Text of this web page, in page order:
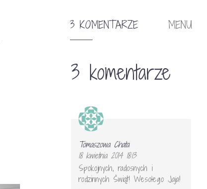
3 KOMENTARZE MENU
3 komentarze
Tomaszowa Chata
18 kwietnia 2014 18:13
Spokojnych, radosnych i
rodzinnych Świąt! Wesołego Jaja!